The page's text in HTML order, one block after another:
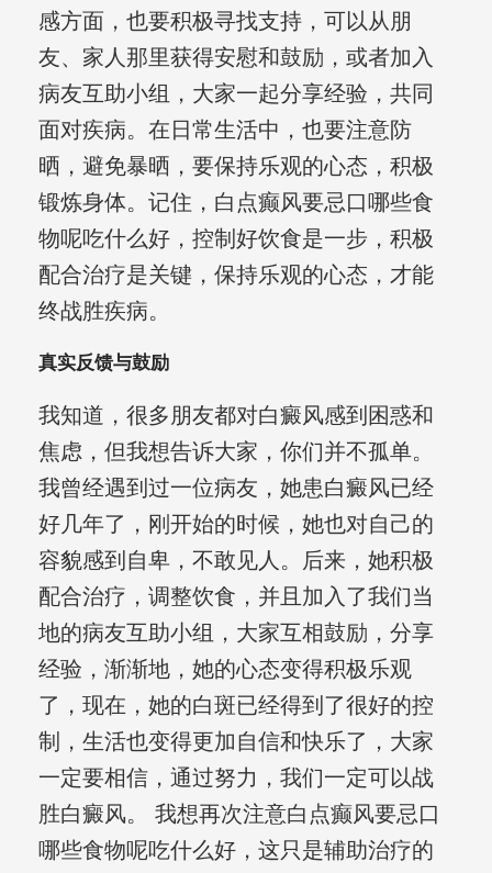
感方面，也要积极寻找支持，可以从朋
友、家人那里获得安慰和鼓励，或者加入
病友互助小组，大家一起分享经验，共同
面对疾病。在日常生活中，也要注意防
晒，避免暴晒，要保持乐观的心态，积极
锻炼身体。记住，白点癫风要忌口哪些食
物呢吃什么好，控制好饮食是一步，积极
配合治疗是关键，保持乐观的心态，才能
终战胜疾病。
真实反馈与鼓励
我知道，很多朋友都对白癜风感到困惑和
焦虑，但我想告诉大家，你们并不孤单。
我曾经遇到过一位病友，她患白癜风已经
好几年了，刚开始的时候，她也对自己的
容貌感到自卑，不敢见人。后来，她积极
配合治疗，调整饮食，并且加入了我们当
地的病友互助小组，大家互相鼓励，分享
经验，渐渐地，她的心态变得积极乐观
了，现在，她的白斑已经得到了很好的控
制，生活也变得更加自信和快乐了，大家
一定要相信，通过努力，我们一定可以战
胜白癜风。 我想再次注意白点癫风要忌口
哪些食物呢吃什么好，这只是辅助治疗的